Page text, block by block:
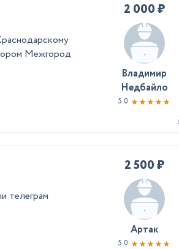
Межгоpод
2 000 ₽
Владимир
Недбайло
5.0
телеграм
2 500 ₽
Артак
5.0